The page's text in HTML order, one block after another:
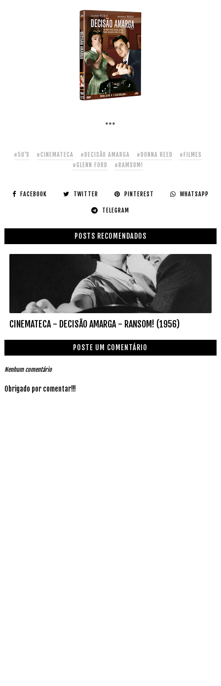
***
#50'S #CINEMATECA #DECISÃO AMARGA #DONNA REED
#FILMES
#GLENN FORD
#RAMSOM!
FACEBOOK TWITTER PINTEREST WHATSAPP
TELEGRAM
POSTS RECOMENDADOS
CINEMATECA - DECISÃO AMARGA - RANSOM! (1956)
POSTE UM COMENTÁRIO
Nenhum comentário
Obrigado por comentar!!!